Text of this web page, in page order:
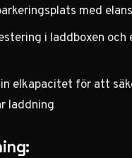
med
i laddboxen och
elkapacitet för att
laddning